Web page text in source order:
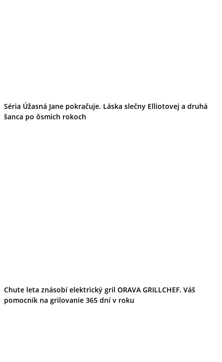
Séria Úžasná Jane pokračuje. Láska slečny Elliotovej a druhá
šanca po ôsmich rokoch
Chute leta znásobí elektrický gril ORAVA GRILLCHEF. Váš
pomocník na grilovanie 365 dní v roku